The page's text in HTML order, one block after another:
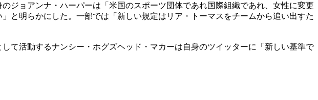
ジョアンナ・ハーパーは「米国のスポーツ団体であれ国際組織であれ、女性に変更
と明らかにした。一部では「新しい規定はリア・トーマスをチームから追い出すた
て活動するナンシー・ホグズヘッド・マカーは自身のツイッターに「新しい基準で